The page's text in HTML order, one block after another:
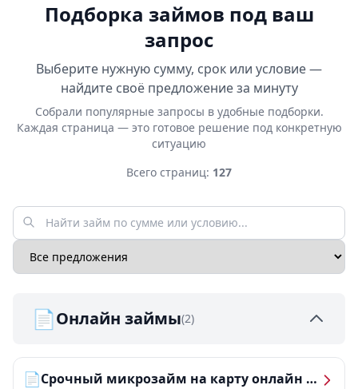
Подборка займов под ваш
запрос
Выберите нужную сумму, срок или условие —
найдите своё предложение за минуту
Собрали популярные запросы в удобные подборки.
Каждая страница — это готовое решение под конкретную
ситуацию
Всего страниц: 127
📄Онлайн займы(2)
📄 Срочный микрозайм на карту онлайн — получить деньги за 5 минут